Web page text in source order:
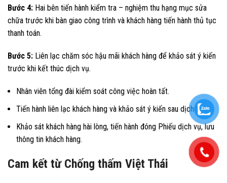
Bước 4: Hai bên tiến hành kiểm tra – nghiệm thu hạng mục sửa
chữa trước khi bàn giao công trình và khách hàng tiến hành thủ tục
thanh toán.
Bước 5: Liên lạc chăm sóc hậu mãi khách hàng để khảo sát ý kiến
trước khi kết thúc dịch vụ.
Nhân viên tổng đài kiểm soát công việc hoàn tất.
Tiến hành liên lạc khách hàng và khảo sát ý kiến sau dịch vụ.
Khảo sát khách hàng hài lòng, tiến hành đóng Phiếu dịch vụ, lưu
thông tin khách hàng.
Cam kết từ Chống thấm Việt Thái